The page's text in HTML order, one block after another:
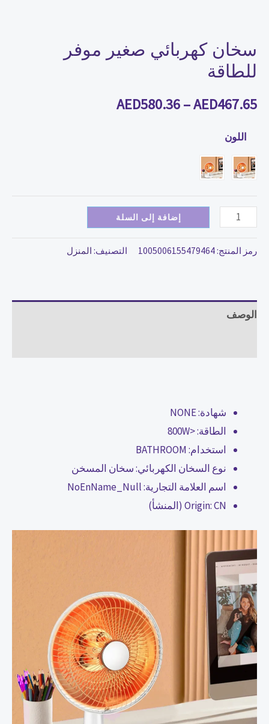
سخان كهربائي صغير موفر
للطاقة
AED467.65
–
AED580.36
اللون
إضافة إلى السلة
رمز المنتج:1005006155479464 التصنيف: المنزل
الوصف
شهادة:NONE
الطاقة:<800W
استخدام:BATHROOM
نوع السخان الكهربائي:سخان المسخن
اسم العلامة التجارية:NoEnName_Null
Origin:CN (المنشأ)